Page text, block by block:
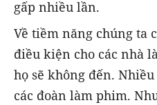
gấp nhiều lần.
Về tiềm năng chúng ta
điều kiện cho các nhà
họ sẽ không đến.
các đoàn làm phim.